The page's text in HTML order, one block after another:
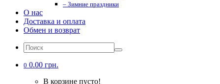
– Зимние праздники
О нас
Доставка и оплата
Обмен и возврат
0 0.00 грн.
В корзине пусто!